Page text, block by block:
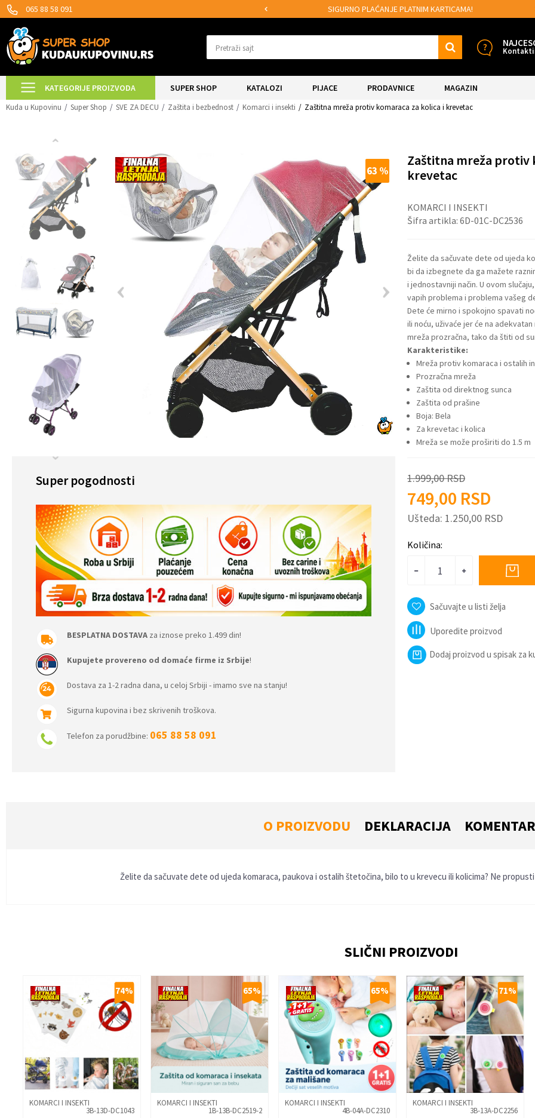
065 88 58 091 SIGURNO PLAĆANJE PLATNIM KARTICAMA!
Pretraži sajt
KATEGORIJE PROIZVODA SUPER SHOP KATALOZI PIJACE PRODAVNICE MAGAZIN
Kuda u Kupovinu Super Shop SVE ZA DECU Zaštita i bezbednost Komarci i insekti Zaštitna mreža protiv komaraca za kolica i krevetac
63 %
Super pogodnosti
BESPLATNA DOSTAVA za iznose preko 1.499 din!
Kupujete provereno od domaće firme iz Srbije!
Dostava za 1-2 radna dana, u celoj Srbiji - imamo sve na stanju!
Sigurna kupovina i bez skrivenih troškova.
Telefon za porudžbine: 065 88 58 091
Zaštitna mreža protiv
krevetac
KOMARCI I INSEKTI
Šifra artikla: 6D-01C-DC2536
Želite da sačuvate dete od ujeda
bi da izbegnete da ga mažete
i jednostavniji način. U ovom
vapih problema i problema vašeg
Dete će mirno i spokojno spavati
ili noću, uživaće jer će na
mreža prozračna, tako da štiti od
Karakteristike:
Mreža protiv komaraca i ostalih
Prozračna mreža
Zaštita od direktnog sunca
Zaštita od prašine
Boja: Bela
Za krevetac i kolica
Mreža se može proširiti do 1.5 m
1.999,00RSD
749,00 RSD
Ušteda: 1.250,00 RSD
Količina:
Sačuvajte u listi želja
Uporedite proizvod
Dodaj proizvod u spisak za
O PROIZVODU DEKLARACIJA
Želite da sačuvate dete od ujeda komaraca, paukova i ostalih štetočina, bilo to u krevecu ili kolicima? Ne
Anti-spam zaštita - izračunajte koliko je 2 + 3 :
Pošalji
SLIČNI PROIZVODI
74%
KOMARCI I INSEKTI
3B-13D-DC1043
65%
KOMARCI I INSEKTI
1B-13B-DC2519-2
65%
KOMARCI I INSEKTI
4B-04A-DC2310
71%
KOMARCI I INSEKTI
3B-13A-DC2256